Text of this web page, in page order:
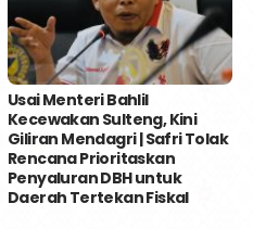
Usai Menteri Bahlil
Kecewakan Sulteng, Kini
Giliran Mendagri | Safri Tolak
Rencana Prioritaskan
Penyaluran DBH untuk
Daerah Tertekan Fiskal